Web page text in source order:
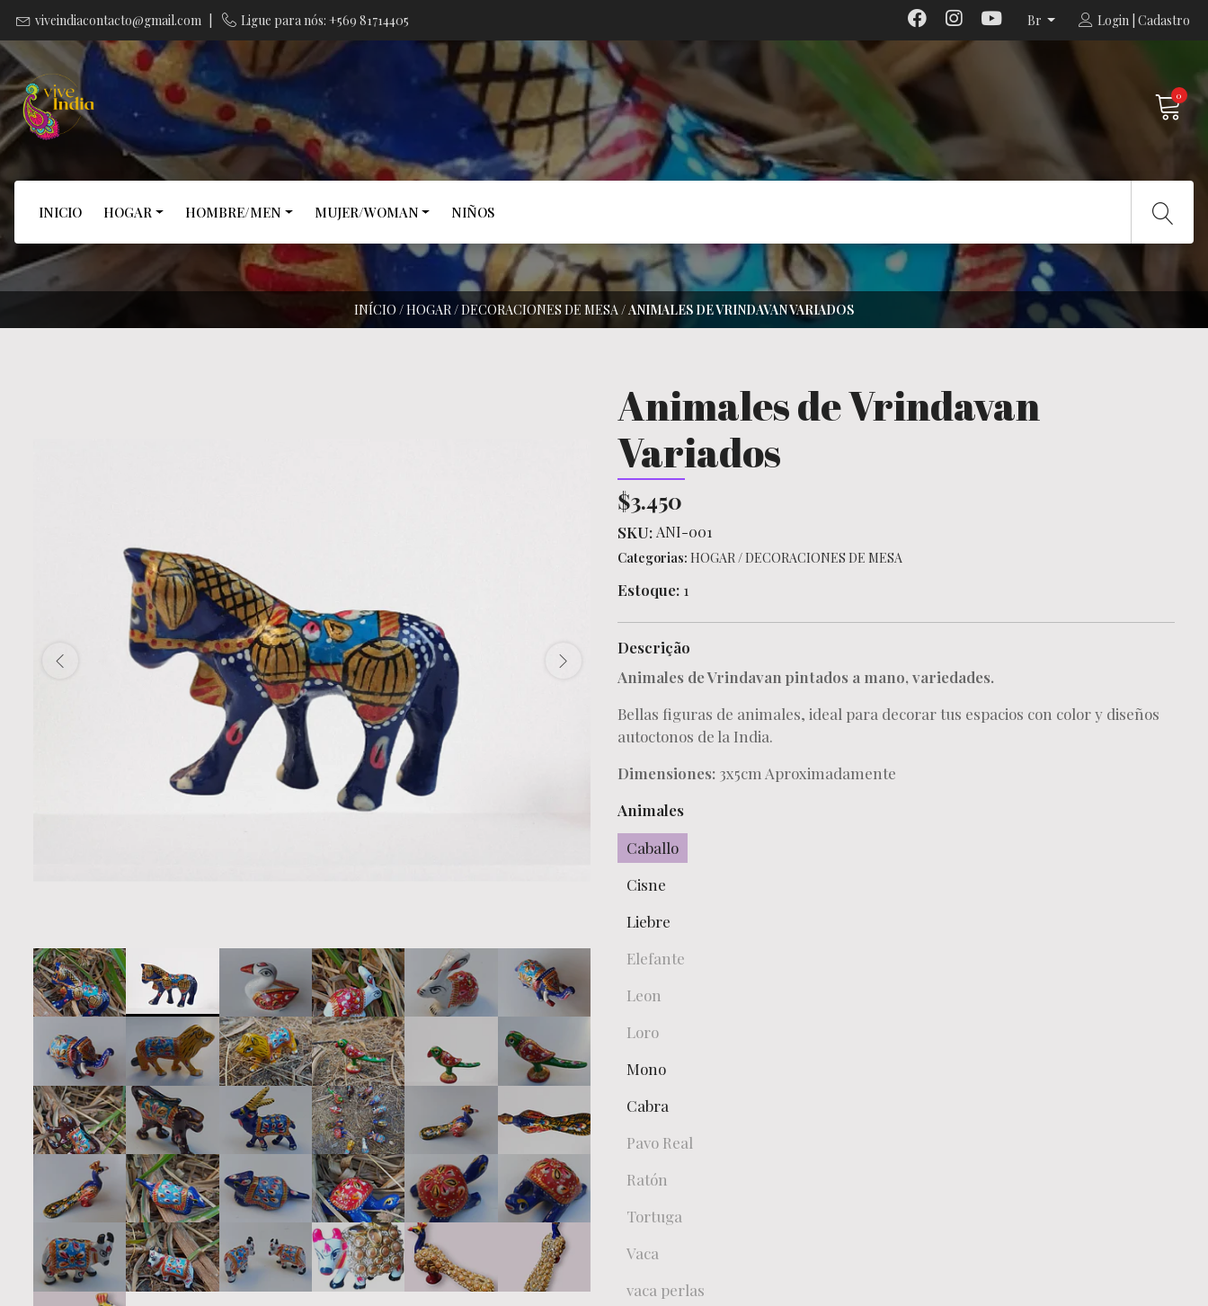
viveindiacontacto@gmail.com Ligue para nós: +569 81714405 Br Login | Cadastro
0
INICIO HOGAR HOMBRE/MEN MUJER/WOMAN NIÑOS
INÍCIO /HOGAR/DECORACIONES DE MESA/ANIMALES DE VRINDAVAN VARIADOS
Animales de Vrindavan
Variados
$3.450
SKU: ANI-001
Categorias: HOGAR/DECORACIONES DE MESA
Estoque: 1
Descrição
Animales de Vrindavan pintados a mano, variedades.
Bellas figuras de animales, ideal para decorar tus espacios con color y diseños
autoctonos de la India.
Dimensiones: 3x5cm Aproximadamente
Animales
Caballo
Cisne
Liebre
Elefante
Leon
Loro
Mono
Cabra
Pavo Real
Ratón
Tortuga
Vaca
vaca perlas